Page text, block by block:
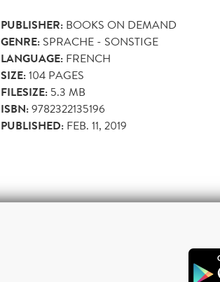
PUBLISHER: BOOKS ON DEMAND
GENRE: SPRACHE - SONSTIGE
LANGUAGE: FRENCH
SIZE:104 PAGES
FILESIZE: 5.3 MB
ISBN:9782322135196
PUBLISHED: FEB. 11, 2019